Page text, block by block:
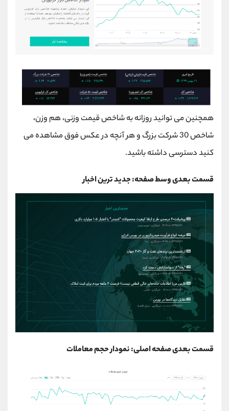
همچنین می توانید روزانه به شاخص قیمت وزنی، هم وزن،
شاخص 30 شرکت بزرگ و هر آنچه در عکس فوق مشاهده می
کنید دسترسی داشته باشید.
قسمت بعدی وسط صفحه: جدید ترین اخبار
قسمت بعدی صفحه اصلی: نمودار حجم معاملات